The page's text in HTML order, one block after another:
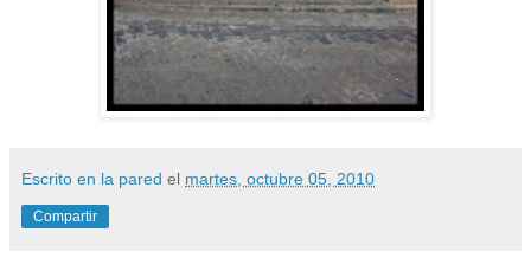
Escrito en la pared el martes, octubre 05, 2010
Compartir